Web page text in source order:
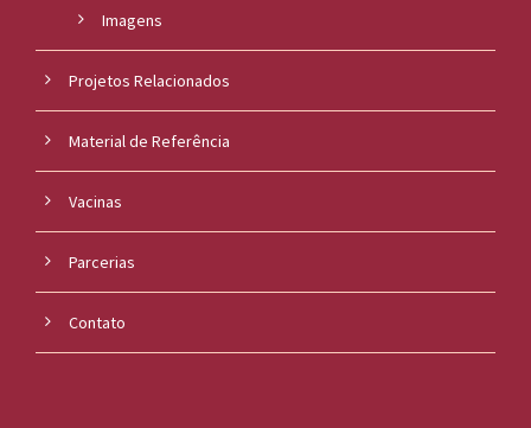
Imagens
Projetos Relacionados
Material de Referência
Vacinas
Parcerias
Contato